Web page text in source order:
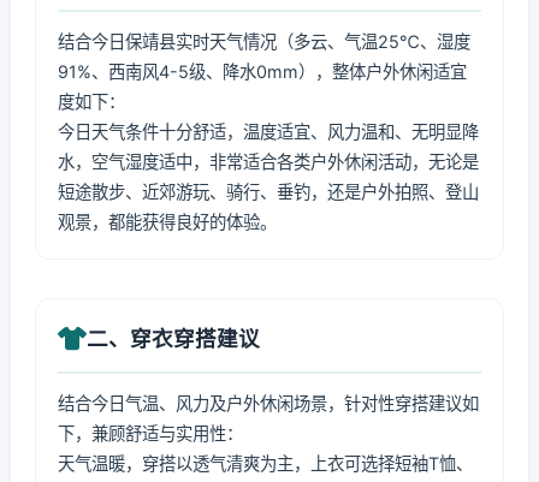
结合今日保靖县实时天气情况（多云、气温25℃、湿度
91%、西南风4-5级、降水0mm），整体户外休闲适宜
度如下：
今日天气条件十分舒适，温度适宜、风力温和、无明显降
水，空气湿度适中，非常适合各类户外休闲活动，无论是
短途散步、近郊游玩、骑行、垂钓，还是户外拍照、登山
观景，都能获得良好的体验。
二、穿衣穿搭建议
结合今日气温、风力及户外休闲场景，针对性穿搭建议如
下，兼顾舒适与实用性：
天气温暖，穿搭以透气清爽为主，上衣可选择短袖T恤、